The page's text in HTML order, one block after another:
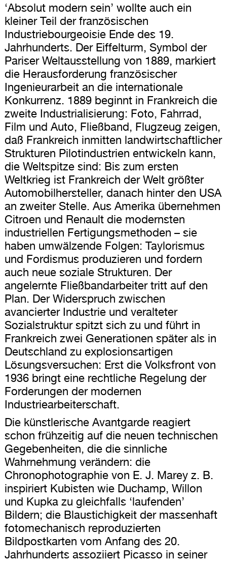
‘Absolut modern sein’ wollte auch ein
kleiner Teil der französischen
Industriebourgeoisie Ende des 19.
Jahrhunderts. Der Eiffelturm, Symbol der
Pariser Weltausstellung von 1889, markiert
die Herausforderung französischer
Ingenieurarbeit an die internationale
Konkurrenz. 1889 beginnt in Frankreich die
zweite Industrialisierung: Foto, Fahrrad,
Film und Auto, Fließband, Flugzeug zeigen,
daß Frankreich inmitten landwirtschaftlicher
Strukturen Pilotindustrien entwickeln kann,
die Weltspitze sind: Bis zum ersten
Weltkrieg ist Frankreich der Welt größter
Automobilhersteller, danach hinter den USA
an zweiter Stelle. Aus Amerika übernehmen
Citroen und Renault die modernsten
industriellen Fertigungsmethoden – sie
haben umwälzende Folgen: Taylorismus
und Fordismus produzieren und fordern
auch neue soziale Strukturen. Der
angelernte Fließbandarbeiter tritt auf den
Plan. Der Widerspruch zwischen
avancierter Industrie und veralteter
Sozialstruktur spitzt sich zu und führt in
Frankreich zwei Generationen später als in
Deutschland zu explosionsartigen
Lösungsversuchen: Erst die Volksfront von
1936 bringt eine rechtliche Regelung der
Forderungen der modernen
Industriearbeiterschaft.
Die künstlerische Avantgarde reagiert
schon frühzeitig auf die neuen technischen
Gegebenheiten, die die sinnliche
Wahrnehmung verändern: die
Chronophotographie von E. J. Marey z. B.
inspiriert Kubisten wie Duchamp, Willon
und Kupka zu gleichfalls ‘laufenden’
Bildern; die Blaustichigkeit der massenhaft
fotomechanisch reproduzierten
Bildpostkarten vom Anfang des 20.
Jahrhunderts assoziiert Picasso in seiner